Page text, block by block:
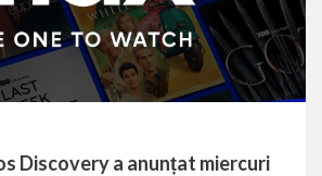
Discovery a anunțat miercuri